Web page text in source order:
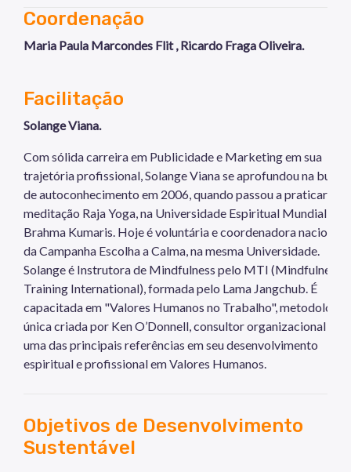
Coordenação
Maria Paula Marcondes Flit , Ricardo Fraga Oliveira.
Facilitação
Solange Viana.
Com sólida carreira em Publicidade e Marketing em sua
trajetória profissional, Solange Viana se aprofundou na busca
de autoconhecimento em 2006, quando passou a praticar
meditação Raja Yoga, na Universidade Espiritual Mundial
Brahma Kumaris. Hoje é voluntária e coordenadora nacional
da Campanha Escolha a Calma, na mesma Universidade.
Solange é Instrutora de Mindfulness pelo MTI (Mindfulness
Training International), formada pelo Lama Jangchub. É
capacitada em "Valores Humanos no Trabalho", metodologia
única criada por Ken O’Donnell, consultor organizacional e
uma das principais referências em seu desenvolvimento
espiritual e profissional em Valores Humanos.
Objetivos de Desenvolvimento
Sustentável